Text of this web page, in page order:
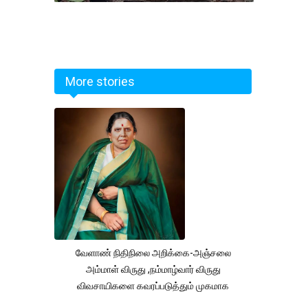
More stories
வேளாண் நிதிநிலை அறிக்கை-அஞ்சலை
அம்மாள் விருது ,நம்மாழ்வார் விருது
விவசாயிகளை கவரப்படுத்தும் முகமாக